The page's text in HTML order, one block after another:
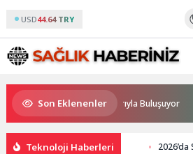
USD44.64 TRY
Son Eklenenler
TESAK’ta Okurlarıyla Buluşuyor
Teknoloji Haberleri